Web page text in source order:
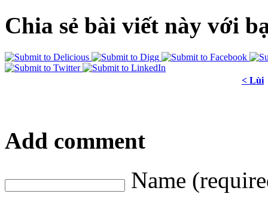
Chia sẻ bài viết này với
< Lùi
Add comment
Name